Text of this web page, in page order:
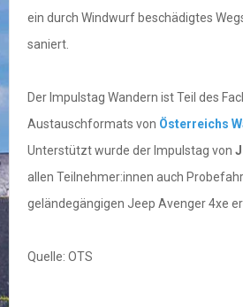
ein durch Windwurf beschädigtes
saniert.
Der Impulstag Wandern ist Teil des
Austauschformats von Österreichs
Unterstützt wurde der Impulstag von
allen Teilnehmer:innen auch
geländegängigen Jeep Avenger 4xe
Quelle: OTS